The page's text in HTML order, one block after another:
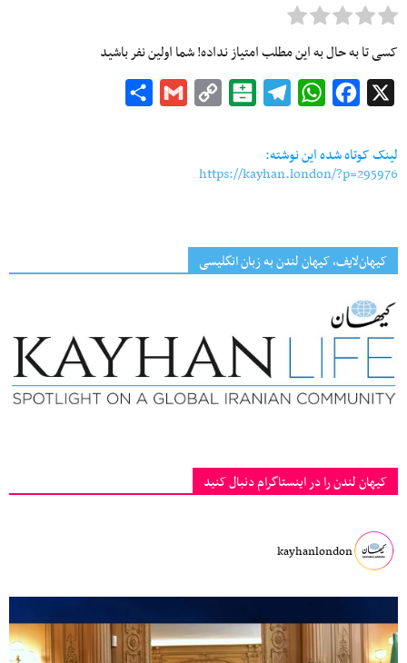
کسی تا به حال به این مطلب امتیاز نداده! شما اولین نفر باشید
Facebook
WhatsApp
Telegram
Balatarin
Copy
Gmail
لینک کوتاه شده این نوشته:
https://kayhan.london/?p=295976
کیهان‌لایف، کیهان لندن به زبان انگلیسی
کیهان لندن را در اینستاگرام دنبال کنید
kayhanlondon